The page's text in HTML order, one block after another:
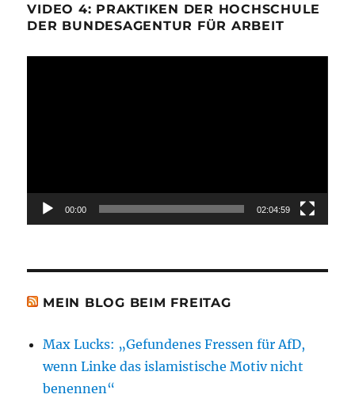
VIDEO 4: PRAKTIKEN DER HOCHSCHULE
DER BUNDESAGENTUR FÜR ARBEIT
00:00 02:04:59
MEIN BLOG BEIM FREITAG
Max Lucks: „Gefundenes Fressen für AfD,
wenn Linke das islamistische Motiv nicht
benennen“